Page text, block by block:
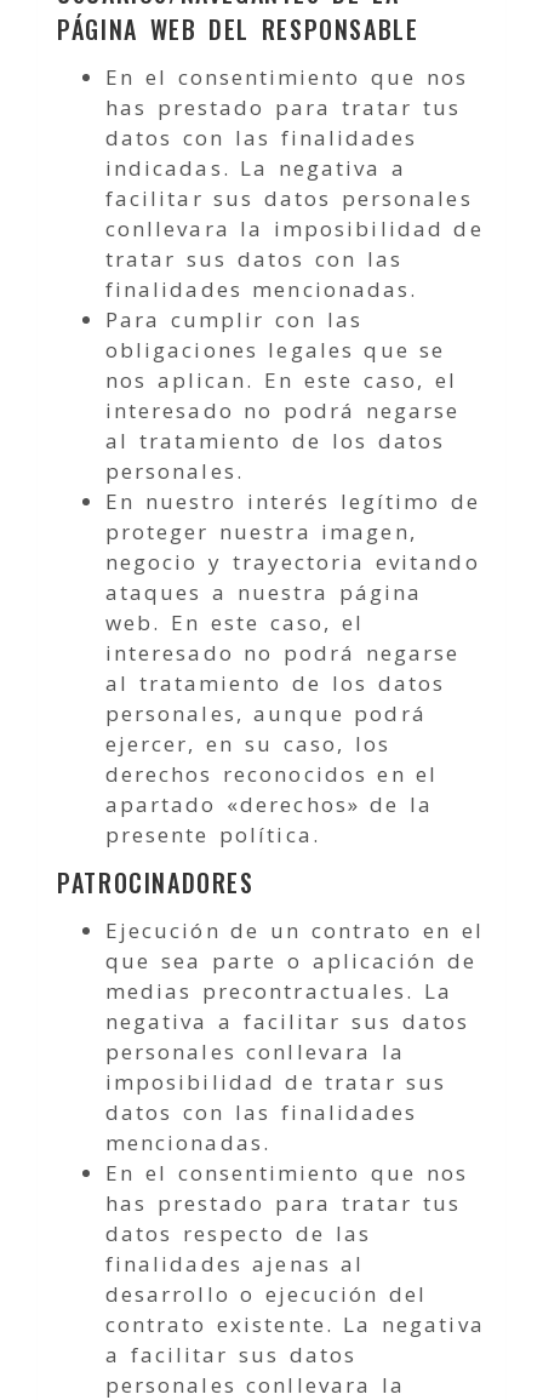
PÁGINA WEB DEL RESPONSABLE
En el consentimiento que nos
has prestado para tratar tus
datos con las finalidades
indicadas. La negativa a
facilitar sus datos personales
conllevara la imposibilidad de
tratar sus datos con las
finalidades mencionadas.
Para cumplir con las
obligaciones legales que se
nos aplican. En este caso, el
interesado no podrá negarse
al tratamiento de los datos
personales.
En nuestro interés legítimo de
proteger nuestra imagen,
negocio y trayectoria evitando
ataques a nuestra página
web. En este caso, el
interesado no podrá negarse
al tratamiento de los datos
personales, aunque podrá
ejercer, en su caso, los
derechos reconocidos en el
apartado «derechos» de la
presente política.
PATROCINADORES
Ejecución de un contrato en el
que sea parte o aplicación de
medias precontractuales. La
negativa a facilitar sus datos
personales conllevara la
imposibilidad de tratar sus
datos con las finalidades
mencionadas.
En el consentimiento que nos
has prestado para tratar tus
datos respecto de las
finalidades ajenas al
desarrollo o ejecución del
contrato existente. La negativa
a facilitar sus datos
personales conllevara la